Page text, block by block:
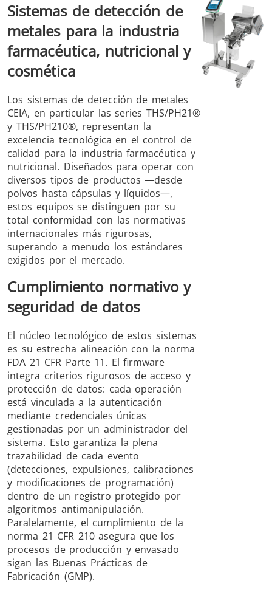
THS/FBB
THS/MBB
THS/GMS21
THS/G21
THS Production
4.0
MD-SCOPE
Sistemas de detección de
metales para la industria
farmacéutica, nutricional y
cosmética
Los sistemas de detección de metales
CEIA, en particular las series THS/PH21®
y THS/PH210®, representan la
excelencia tecnológica en el control de
calidad para la industria farmacéutica y
nutricional. Diseñados para operar con
diversos tipos de productos —desde
polvos hasta cápsulas y líquidos—,
estos equipos se distinguen por su
total conformidad con las normativas
internacionales más rigurosas,
superando a menudo los estándares
exigidos por el mercado.
Cumplimiento normativo y
seguridad de datos
El núcleo tecnológico de estos sistemas
es su estrecha alineación con la norma
FDA 21 CFR Parte 11. El firmware
integra criterios rigurosos de acceso y
protección de datos: cada operación
está vinculada a la autenticación
mediante credenciales únicas
gestionadas por un administrador del
sistema. Esto garantiza la plena
trazabilidad de cada evento
(detecciones, expulsiones, calibraciones
y modificaciones de programación)
dentro de un registro protegido por
algoritmos antimanipulación.
Paralelamente, el cumplimiento de la
norma 21 CFR 210 asegura que los
procesos de producción y envasado
sigan las Buenas Prácticas de
Fabricación (GMP).